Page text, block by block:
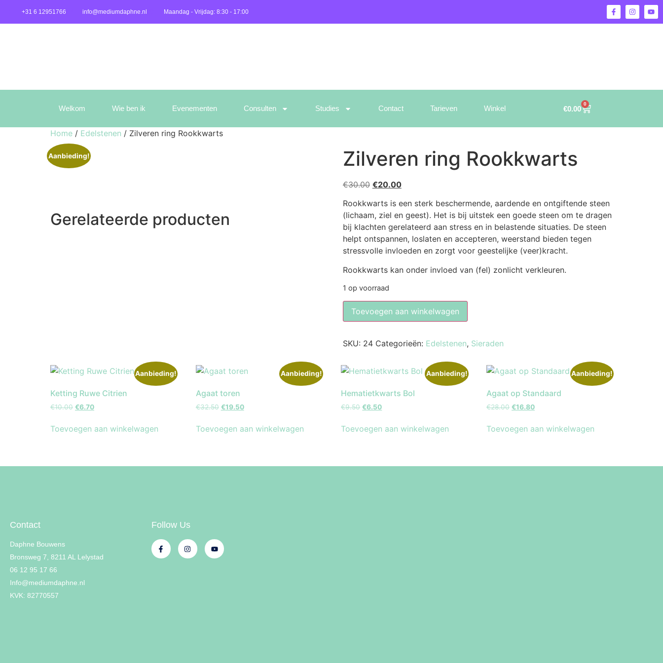
+31 6 12951766 info@mediumdaphne.nl Maandag - Vrijdag: 8:30 - 17:00
Welkom Wie ben ik Evenementen Consulten Studies Contact Tarieven Winkel €0.00
0
Home / Edelstenen / Zilveren ring Rookkwarts
Aanbieding! Zilveren ring Rookkwarts
€30.00 €20.00
Rookkwarts is een sterk beschermende, aardende en ontgiftende steen
(lichaam, ziel en geest). Het is bij uitstek een goede steen om te dragen
bij klachten gerelateerd aan stress en in belastende situaties. De steen
helpt ontspannen, loslaten en accepteren, weerstand bieden tegen
stressvolle invloeden en zorgt voor geestelijke (veer)kracht.
Rookkwarts kan onder invloed van (fel) zonlicht verkleuren.
1 op voorraad
Toevoegen aan winkelwagen
SKU: 24 Categorieën: Edelstenen, Sieraden
Gerelateerde producten
Aanbieding!
Ketting Ruwe Citrien
€10.00 €6.70
Toevoegen aan winkelwagen
Aanbieding!
Agaat toren
€32.50 €19.50
Toevoegen aan winkelwagen
Aanbieding!
Hematietkwarts Bol
€9.50 €6.50
Toevoegen aan winkelwagen
Aanbieding!
Agaat op Standaard
€28.00 €16.80
Toevoegen aan winkelwagen
Contact
Daphne Bouwens
Bronsweg 7, 8211 AL Lelystad
06 12 95 17 66
Info@mediumdaphne.nl
KVK: 82770557
Follow Us